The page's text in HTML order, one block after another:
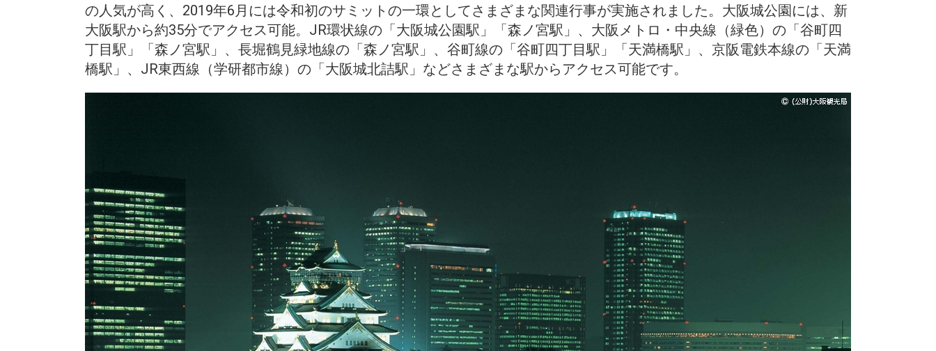
の人気が高く、2019年6月には令和初のサミットの一環としてさまざまな関連行事が実施されました。大阪城公園には、新
大阪駅から約35分でアクセス可能。JR環状線の「大阪城公園駅」「森ノ宮駅」、大阪メトロ・中央線（緑色）の「谷町四
丁目駅」「森ノ宮駅」、長堀鶴見緑地線の「森ノ宮駅」、谷町線の「谷町四丁目駅」「天満橋駅」、京阪電鉄本線の「天満
橋駅」、JR東西線（学研都市線）の「大阪城北詰駅」などさまざまな駅からアクセス可能です。